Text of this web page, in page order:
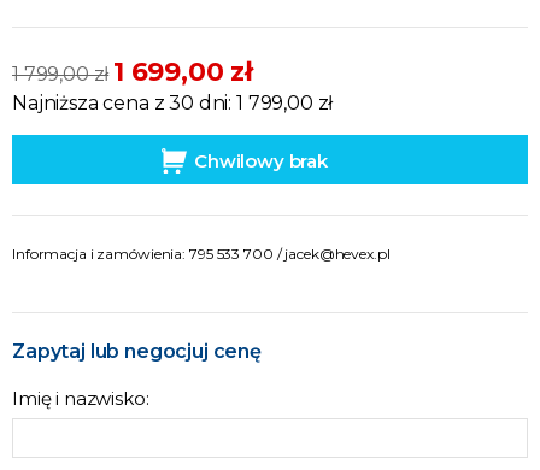
1 799,00 zł 1 699,00 zł
Najniższa cena z 30 dni: 1 799,00 zł
Chwilowy brak
Informacja i zamówienia: 795 533 700 /jacek@hevex.pl
Zapytaj lub negocjuj cenę
Imię i nazwisko: